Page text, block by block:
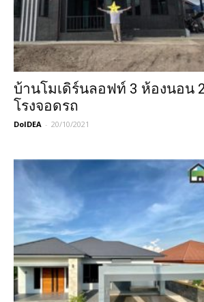
บ้านโมเดิร์นลอฟท์ 3 ห้องนอน
โรงจอดรถ
DoIDEA - 20/10/2021